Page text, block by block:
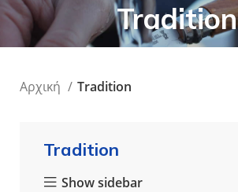
Tradition
Αρχική Tradition
Tradition
Show sidebar